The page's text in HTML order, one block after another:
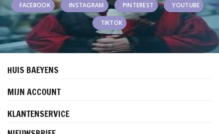
FACEBOOK INSTAGRAM PINTEREST YOUTUBE
TIKTOK
HUIS BAEYENS
MIJN ACCOUNT
KLANTENSERVICE